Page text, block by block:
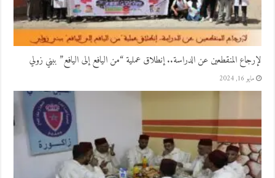
لإرجاع المنقطعين عن الدراسة.. إنطلاق عملية “من اليافع إلى اليافع” ببني زولي
مايو 16, 2024